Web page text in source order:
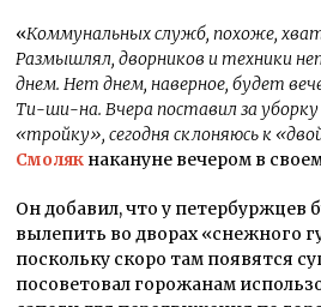
«Коммунальных служб, похоже,
Размышлял, дворников и техники
днем. Нет днем, наверное, будет
Ти-ши-на. Вчера поставил за
«тройку», сегодня склоняюсь к
Смоляк накануне вечером в
Он добавил, что у петербуржцев
вылепить во дворах «снежного
поскольку скоро там появятся
посоветовал горожанам